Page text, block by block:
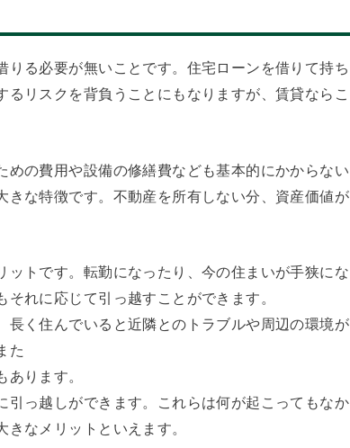
る必要が無いことです。住宅ローンを借りて持ち
リスクを背負うことにもなりますが、賃貸ならこ
めの費用や設備の修繕費なども基本的にかからない
な特徴です。不動産を所有しない分、資産価値が
トです。転勤になったり、今の住まいが手狭にな
れに応じて引っ越すことができます。
長く住んでいると近隣とのトラブルや周辺の環境が
た
ります。
っ越しができます。これらは何が起こってもなか
なメリットといえます。